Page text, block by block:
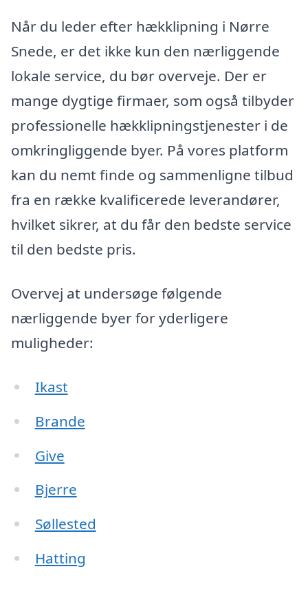
Når du leder efter hækklipning i Nørre
Snede, er det ikke kun den nærliggende
lokale service, du bør overveje. Der er
mange dygtige firmaer, som også tilbyder
professionelle hækklipningstjenester i de
omkringliggende byer. På vores platform
kan du nemt finde og sammenligne tilbud
fra en række kvalificerede leverandører,
hvilket sikrer, at du får den bedste service
til den bedste pris.
Overvej at undersøge følgende
nærliggende byer for yderligere
muligheder:
Ikast
Brande
Give
Bjerre
Søllested
Hatting